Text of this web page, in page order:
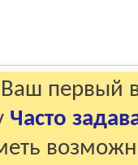
Ваш первый
Часто